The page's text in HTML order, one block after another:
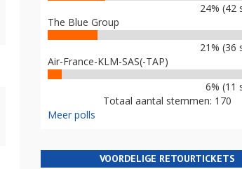
24% (42
The Blue Group
21% (36
Air-France-KLM-SAS(-TAP)
6% (11
Totaal aantal stemmen: 170
Meer polls
VOORDELIGE RETOURTICKETS